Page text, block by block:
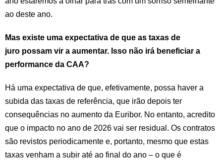
ao deste ano.
Mas existe uma expectativa de que as taxas de
juro possam vir a aumentar. Isso não irá beneficiar a
performance da CAA?
Há uma expectativa de que, efetivamente, possa haver a
subida das taxas de referência, que irão depois ter
consequências no aumento da Euribor. No entanto, acredito
que o impacto no ano de 2026 vai ser residual. Os contratos
são revistos periodicamente e, portanto, mesmo que estas
taxas venham a subir até ao final do ano – o que é